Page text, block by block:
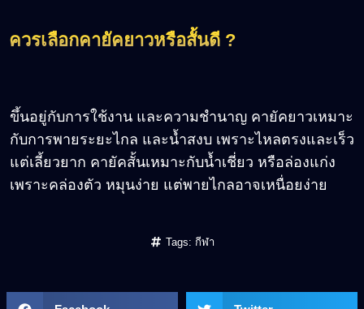
ควรเลือกคายัคยาวหรือสั้นดี ?
ขึ้นอยู่กับการใช้งาน และความชำนาญ คายัคยาวเหมาะ
กับการพายระยะไกล และน้ำสงบ เพราะไหลตรงและเร็ว
แต่เลี้ยวยาก คายัคสั้นเหมาะกับน้ำเชี่ยว หรือล่องแก่ง
เพราะคล่องตัว หมุนง่าย แต่พายไกลอาจเหนื่อยง่าย
Tags: กีฬา